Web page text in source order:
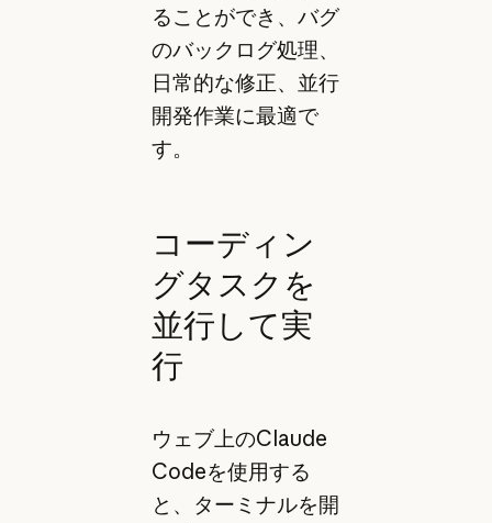
ることができ、バグ
のバックログ処理、
日常的な修正、並行
開発作業に最適で
す。
コーディン
グタスクを
並行して実
行
ウェブ上のClaude
Codeを使用する
と、ターミナルを開